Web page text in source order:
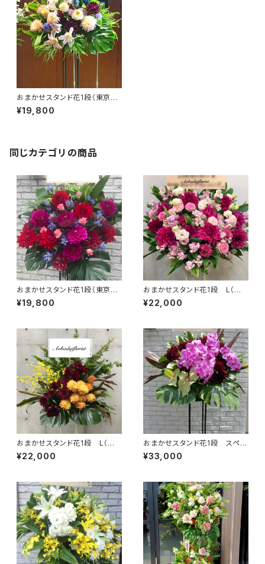
おまかせスタンド花1段（東京23
区送料無料） #3101
¥19,800
同じカテゴリの商品
おまかせスタンド花1段（東京23
区送料無料） #3102
¥19,800
おまかせスタンド花1段 L（東
京23区送料無料）#3103
¥22,000
おまかせスタンド花1段 L（東
京23区送料無料）#3104
¥22,000
おまかせスタンド花1段 スペシ
ャル（東京23区送料無料） #3
105
¥33,000